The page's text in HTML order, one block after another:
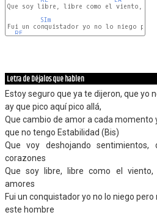
Que soy libre, libre como el viento,
SIm
Fui un conquistador yo no lo niego pero
RE
Letra de Déjalos que hablen
Estoy seguro que ya te dijeron, que yo
ay que pico aquí pico allá,
Que cambio de amor a cada momento
que no tengo Estabilidad (Bis)
Que voy deshojando sentimientos,
corazones
Que soy libre, libre como el viento,
amores
Fui un conquistador yo no lo niego
este hombre